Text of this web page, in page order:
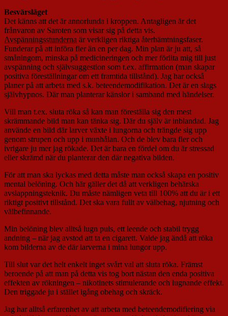
Besvärsläget
Det känns att det är annorlunda i kroppen. Antagligen är det
frånvaron av Saroten som visar sig på detta vis.
Avspänningsstunderna är verkligen riktiga återhämtningsfaser.
Funderar på att införa fler än en per dag. Min plan är ju att, så
småningom, minska på medicineringen och mer förlita mig till just
avspänning och självsuggestion som t.ex. affirmation (man skapar
positiva föreställningar om ett framtida tillstånd). Jag har också
planer på att arbeta med s.k. beteendemodifikation. Det är en slags
självhypnos. Där man planterar känslor i samband med händelser.
Vill man t.ex. sluta röka så kan man föreställa sig den mest
skrämmande bild man kan tänka sig. Där du själv är inblandad. Jag
använde en bild där larver växte i lungorna och trängde sig upp
genom strupen och upp i munhålan. Och de blev bara fler och
ivrigare ju mer jag rökade. Det är bara en fördel om du är stressad
eller skrämd när du planterar den där negativa bilden.
För att man ska lyckas med detta måste man också skapa en positiv
mental belöning. Och här gäller det då att verkligen behärska
avslappningsteknik. Du måste nämligen veta till 100% att du är i ett
riktigt positivt tillstånd. Det ska vara fullt av välbehag, njutning och
välbefinnande.
Min belöning blev alltså lugn puls, ett leende och stabil trygg
andning – när jag avstod att ta en cigarett. Valde jag ändå att röka
kom bilderna av de där larverna i mina lungor upp.
Till slut var det helt enkelt inget svårt val att sluta röka. Främst
beroende på att man på detta vis tog bort nästan den enda positiva
effekten av rökningen – nikotinets stimulerande och lugnande effekt.
Den triggade ju i stället igång obehag och skräck.
Jag har alltså erfarenhet av att arbeta med beteendemodifiering via